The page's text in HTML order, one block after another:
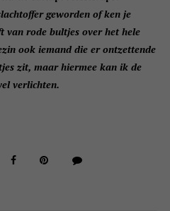
geworden of ken je
van rode bultjes over het hele
ook iemand die er ontzettende
zit, maar hiermee kan ik de
verlichten.